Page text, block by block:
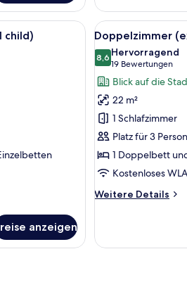
mit einem hölzernen Kopfteil, einem
child)
anzeigen
Alle
Fotos
für
Doppelzimmer
(extra
bed)
anzeigen
2
Doppelzimmer
8,68,6 von 10
Hervorragend
19 Bewertungen
(19
Bewertungen)
Blick auf die
22 m²
1 Schlafzimmer
Platz für 3
1 Doppelbett
Kostenloses
Weitere Details
Weitere
(extra